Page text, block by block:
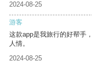
2024-08-25
游客
这款app是我旅行的好帮手
人情。
2024-08-25